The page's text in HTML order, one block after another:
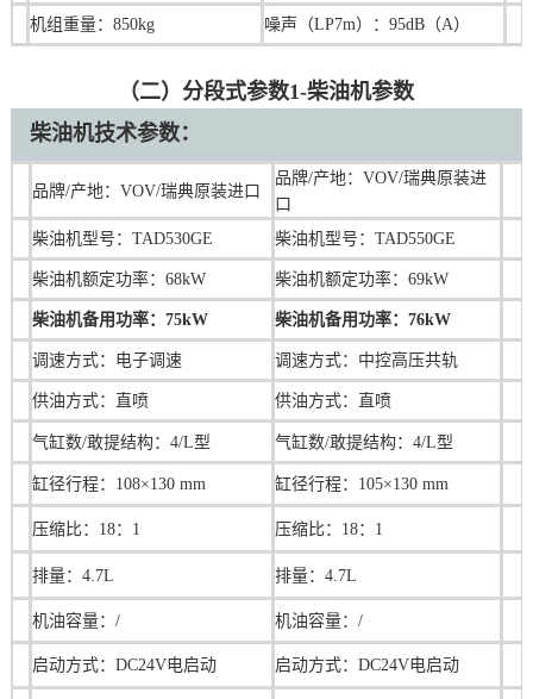
机组重量：850kg
噪声（LP7m）：95dB（A）
（二）分段式参数1-柴油机参数
柴油机技术参数：
品牌/产地：VOV/瑞典原装进口
品牌/产地： VOV/瑞典原装进
口
柴油机型号：TAD530GE
柴油机型号： TAD550GE
柴油机额定功率：68kW 柴油机额定功率： 69kW
柴油机备用功率： 75kW 柴油机备用功率： 76kW
调速方式： 电子调速 调速方式：中控高压共轨
供油方式：直喷 供油方式：直喷
气缸数/敢提结构：4/L型 气缸数/敢提结构：4/L型
缸径行程：108×130 mm 缸径行程：105×130 mm
压缩比：18：1 压缩比： 18：1
排量：4.7L 排量： 4.7L
机油容量：/ 机油容量： /
启动方式：DC24V电启动 启动方式：DC24V电启动